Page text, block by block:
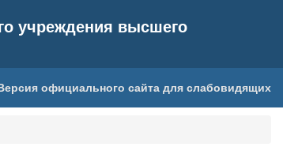
учреждения высшего
официального сайта для слабовидящих